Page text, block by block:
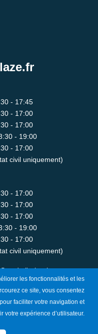
- 17:45
- 17:00
- 17:00
- 19:00
- 17:00
civil uniquement)
- 17:00
- 17:00
- 17:00
- 19:00
- 17:00
civil uniquement)
et de l'urbanisme sont
les fonctionnalités et les
ce site, vous consentez
faciliter votre navigation et
votre expérience d’utilisateur.